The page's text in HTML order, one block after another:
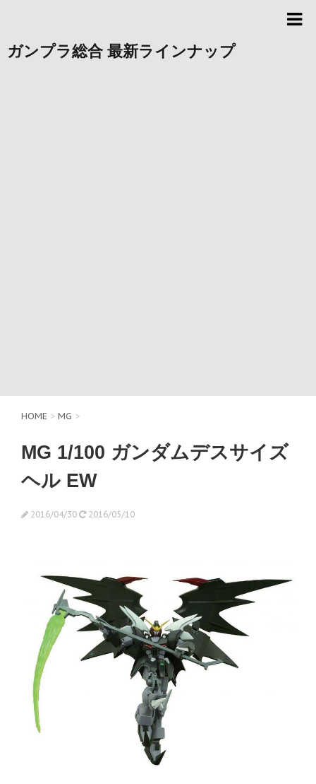
ガンプラ総合 最新ラインナップ
HOME > MG >
MG 1/100 ガンダムデスサイズ
ヘル EW
2016/04/30 2016/05/10